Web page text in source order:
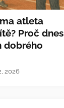
atleta
Proč dnes
dobrého
2026